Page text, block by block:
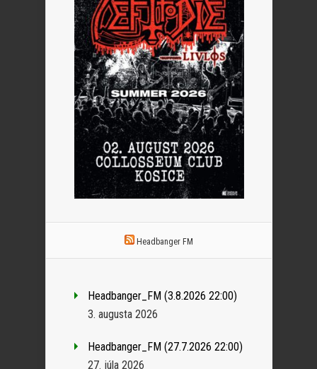
Headbanger FM
Headbanger_FM (3.8.2026 22:00)
3. augusta 2026
Headbanger_FM (27.7.2026 22:00)
27. júla 2026